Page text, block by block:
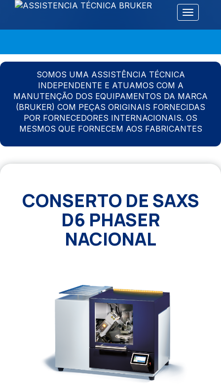
Alternar
SOMOS UMA ASSISTÊNCIA TÉCNICA
INDEPENDENTE E ATUAMOS COM A
MANUTENÇÃO DOS EQUIPAMENTOS DA MARCA
(BRUKER) COM PEÇAS ORIGINAIS FORNECIDAS
POR FORNECEDORES INTERNACIONAIS. OS
MESMOS QUE FORNECEM AOS FABRICANTES
CONSERTO DE SAXS
D6 PHASER
NACIONAL